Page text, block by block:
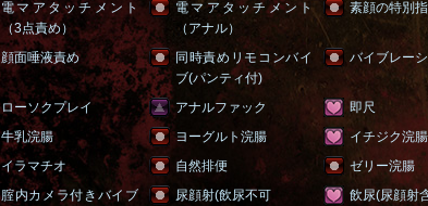
電マアタッチメント
（3点責め）
電マアタッチメント
（アナル）
素顔の特別
顔面唾液責め
同時責めリモコンバイ
ブ(パンティ付)
バイブレー
ローソクプレイ
アナルファック 即尺
牛乳浣腸
ヨーグルト浣腸 イチジク浣
イラマチオ
自然排便 ゼリー浣腸
腟内カメラ付きバイブ
尿顔射(飲尿不可
飲尿(尿顔射